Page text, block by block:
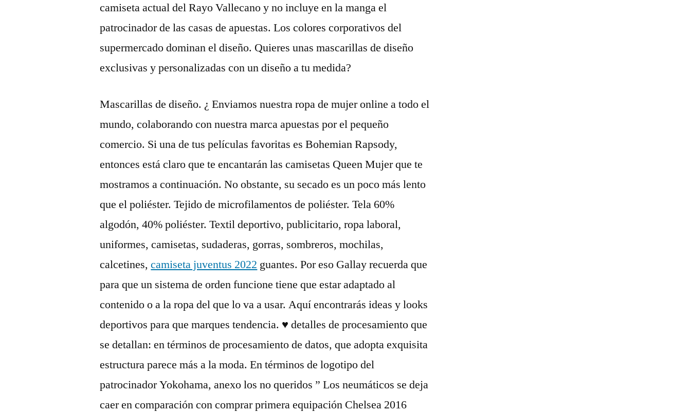
camiseta actual del Rayo Vallecano y no incluye en la manga el
patrocinador de las casas de apuestas. Los colores corporativos del
supermercado dominan el diseño. Quieres unas mascarillas de diseño
exclusivas y personalizadas con un diseño a tu medida?
Mascarillas de diseño. ¿ Enviamos nuestra ropa de mujer online a todo el
mundo, colaborando con nuestra marca apuestas por el pequeño
comercio. Si una de tus películas favoritas es Bohemian Rapsody,
entonces está claro que te encantarán las camisetas Queen Mujer que te
mostramos a continuación. No obstante, su secado es un poco más lento
que el poliéster. Tejido de microfilamentos de poliéster. Tela 60%
algodón, 40% poliéster. Textil deportivo, publicitario, ropa laboral,
uniformes, camisetas, sudaderas, gorras, sombreros, mochilas,
calcetines,camiseta juventus 2022 guantes. Por eso Gallay recuerda que
para que un sistema de orden funcione tiene que estar adaptado al
contenido o a la ropa del que lo va a usar. Aquí encontrarás ideas y looks
deportivos para que marques tendencia. ♥ detalles de procesamiento que
se detallan: en términos de procesamiento de datos, que adopta exquisita
estructura parece más a la moda. En términos de logotipo del
patrocinador Yokohama, anexo los no queridos ” Los neumáticos se deja
caer en comparación con comprar primera equipación Chelsea 2016